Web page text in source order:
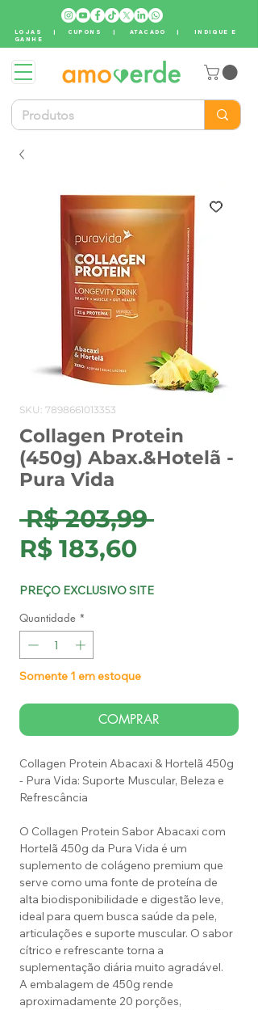
LOJAS | CUPONS |ATACADO | INDIQUE E
GANHE
SKU: 7898661013353
Collagen Protein
(450g) Abax.&Hotelã -
Pura Vida
R$ 203,99 Preço
R$ 183,60Preço
PREÇO EXCLUSIVO SITE
Quantidade *
Somente 1 em estoque
COMPRAR
Collagen Protein Abacaxi & Hortelã 450g
- Pura Vida: Suporte Muscular, Beleza e
Refrescância
O Collagen Protein Sabor Abacaxi com
Hortelã 450g da Pura Vida é um
suplemento de colágeno premium que
serve como uma fonte de proteína de
alta biodisponibilidade e digestão leve,
ideal para quem busca saúde da pele,
articulações e suporte muscular. O sabor
cítrico e refrescante torna a
suplementação diária muito agradável.
A embalagem de 450g rende
aproximadamente 20 porções,